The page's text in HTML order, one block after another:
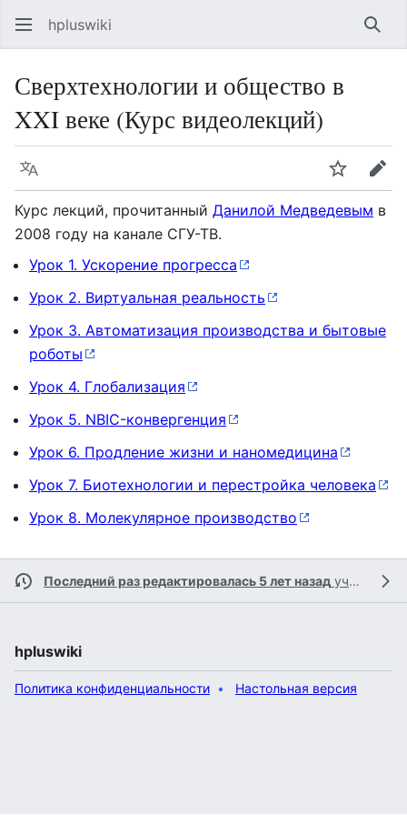
hpluswiki
Сверхтехнологии и общество в
XXI веке (Курс видеолекций)
Язык Следить
Курс лекций, прочитанный Данилой Медведевым в
2008 году на канале СГУ-ТВ.
Урок 1. Ускорение прогресса
Урок 2. Виртуальная реальность
Урок 3. Автоматизация производства и бытовые
роботы
Урок 4. Глобализация
Урок 5. NBIC-конвергенция
Урок 6. Продление жизни и наномедицина
Урок 7. Биотехнологии и перестройка человека
Урок 8. Молекулярное производство
Последний раз редактировалась 5 лет назад участником
hpluswiki
Политика конфиденциальности Настольная версия